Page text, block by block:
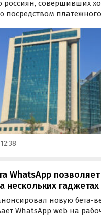
россиян, совершивших
посредством платежного
и что» узнали из
WhatsApp
нескольких
новую бета-
WhatsApp web на